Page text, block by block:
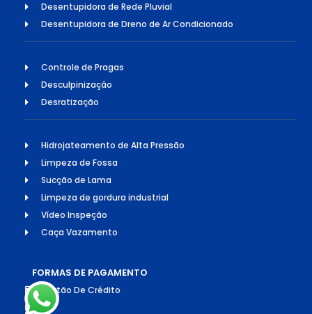
Desentupidora de Rede Pluvial
Desentupidora de Dreno de Ar Condicionado
Controle de Pragas
Desculpinização
Desratização
Hidrojateamento de Alta Pressão
Limpeza de Fossa
Sucção de Lama
Limpeza de gordura industrial
Vídeo Inspeção
Caça Vazamento
FORMAS DE PAGAMENTO
Cartão De Crédito
Pix